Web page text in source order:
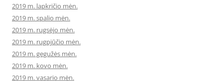
2019 m. lapkričio mėn.
2019 m. spalio mėn.
2019 m. rugsėjo mėn.
2019 m. rugpjūčio mėn.
2019 m. gegužės mėn.
2019 m. kovo mėn.
2019 m. vasario mėn.